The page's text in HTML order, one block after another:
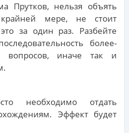
Прутков, нельзя объять
мере, не стоит
за один раз. Разбейте
более-
вопросов, иначе так и
необходимо отдать
Эффект будет